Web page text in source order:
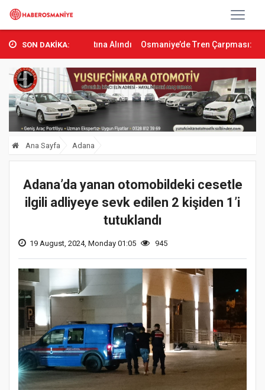
SON DAKİKA:
Altına Alındı Osmaniye’de Tren Çarpması: Genç Yaralandı
Ana Sayfa Adana
Adana’da yanan otomobildeki cesetle
ilgili adliyeye sevk edilen 2 kişiden 1’i
tutuklandı
19 August, 2024, Monday 01:05 945